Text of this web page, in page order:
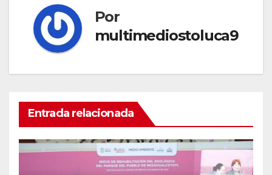
Por
multimediostoluca9
Entrada relacionada